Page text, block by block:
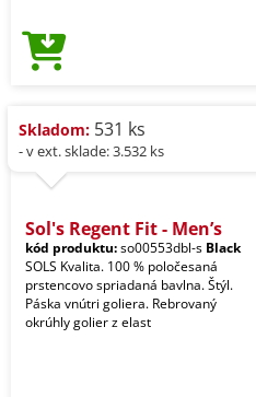
Skladom: 531 ks
- v ext. sklade: 3.532 ks
Sol's Regent Fit - Men’s
kód produktu:so00553dbl-s Black
SOLS Kvalita. 100 % poločesaná
prstencovo spriadaná bavlna. Štýl.
Páska vnútri goliera. Rebrovaný
okrúhly golier z elast